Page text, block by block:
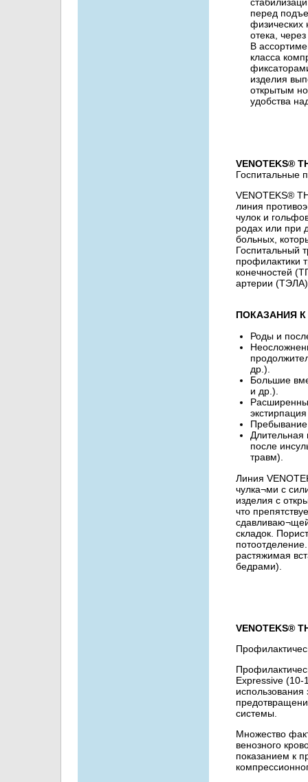
перед
физических
отека,
В
класса
изделия
открытым
удобства
VENOTEKS®
Госпитальные
VENOTEKS®
линия
чулок и
родах или при
больных,
Госпитальный
профилактики
конечностей
артерии
ПОКАЗАНИЯ
Роды и
др.).
Большие
и др.).
Пребывание
Длительная
после
травм).
Линия
чулка¬ми с
изделия с
что
складок.
растяжимая
бедрами).
VENOTEKS®
Expressive (10-
системы.
Множество
венозного
показанием к